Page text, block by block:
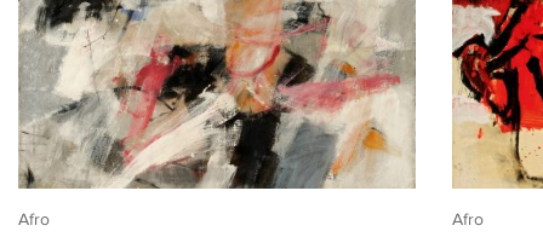
Afro Afro